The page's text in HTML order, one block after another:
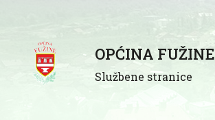
OPĆINA FUŽINE
Službene stranice